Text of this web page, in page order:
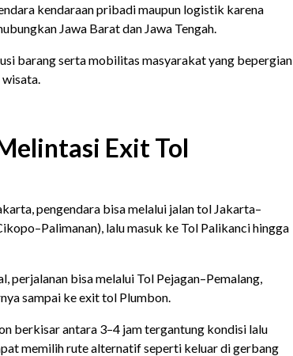
kendaraan pribadi maupun logistik karena
Jawa Barat dan Jawa Tengah.
barang serta mobilitas masyarakat yang bepergian
wisata.
Exit Tol
pengendara bisa melalui jalan tol Jakarta–
lalu masuk ke Tol Palikanci hingga
perjalanan bisa melalui Tol Pejagan–Pemalang,
sampai ke exit tol Plumbon.
berkisar antara 3–4 jam tergantung kondisi lalu
memilih rute alternatif seperti keluar di gerbang